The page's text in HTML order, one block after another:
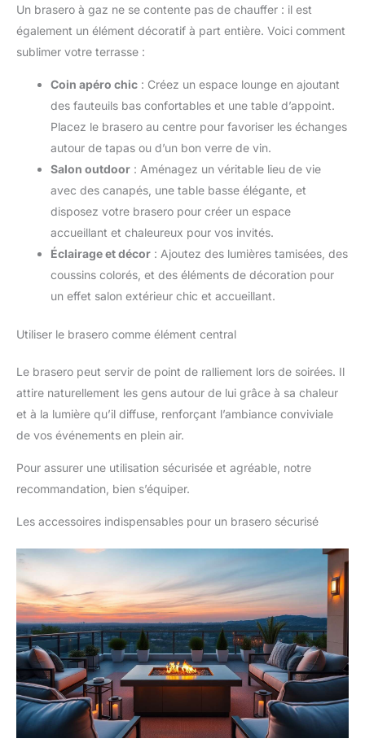
Un brasero à gaz ne se contente pas de chauffer : il est
également un élément décoratif à part entière. Voici comment
sublimer votre terrasse :
Coin apéro chic : Créez un espace lounge en ajoutant
des fauteuils bas confortables et une table d’appoint.
Placez le brasero au centre pour favoriser les échanges
autour de tapas ou d’un bon verre de vin.
Salon outdoor : Aménagez un véritable lieu de vie
avec des canapés, une table basse élégante, et
disposez votre brasero pour créer un espace
accueillant et chaleureux pour vos invités.
Éclairage et décor : Ajoutez des lumières tamisées, des
coussins colorés, et des éléments de décoration pour
un effet salon extérieur chic et accueillant.
Utiliser le brasero comme élément central
Le brasero peut servir de point de ralliement lors de soirées. Il
attire naturellement les gens autour de lui grâce à sa chaleur
et à la lumière qu’il diffuse, renforçant l’ambiance conviviale
de vos événements en plein air.
Pour assurer une utilisation sécurisée et agréable, notre
recommandation, bien s’équiper.
Les accessoires indispensables pour un brasero sécurisé